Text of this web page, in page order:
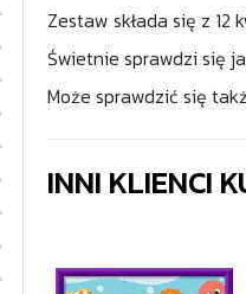
Zestaw składa się z
Świetnie sprawdzi się
Może sprawdzić się
INNI KLIENCI